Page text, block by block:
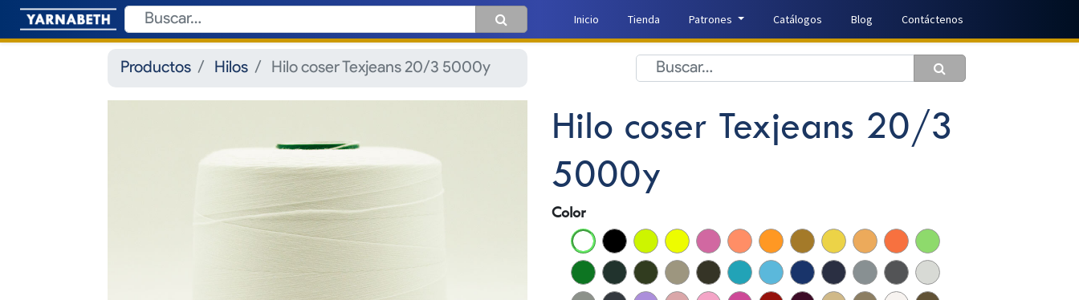
Inicio Tienda Patrones Catálogos Blog Contáctenos
Productos Hilos Hilo coser Texjeans 20/3 5000y
Hilo coser Texjeans 20/3
5000y
Color